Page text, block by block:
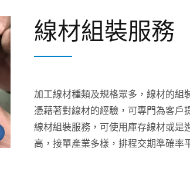
線材組裝服務
加工線材種類及規格眾多，線材的組
憑藉著對線材的經驗，可專門為客
線材組裝服務，可使用庫存線材或是
高，接單產業多樣，排程交期準確率